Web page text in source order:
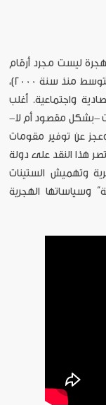
ليست مجرد أرقام
(أكثر من 30 ألف مهاجر غرقوا في البحر الأبيض المتوسط منذ سنة 2000)،
واجتماعية. أغلب
-بشكل مقصود أم لا-
عن توفير مقومات
هذا النقد على دولة
وتهميش الستينات
وسياساتها الهجرية